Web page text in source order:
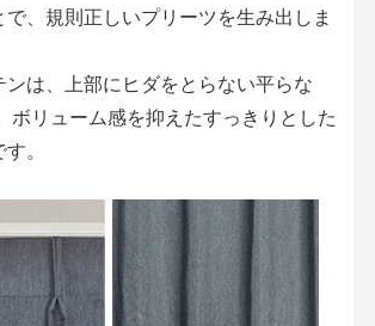
で、規則正しいプリーツを生み出しま
ンは、上部にヒダをとらない平らな
ボリューム感を抑えたすっきりとした
。